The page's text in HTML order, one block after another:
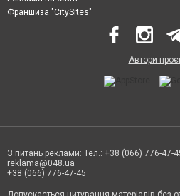
Франшиза "CitySites"
Автори
З питань реклами: Тел.: +38 (066) 776-47-
reklama@048.ua
+38 (066) 776-47-45